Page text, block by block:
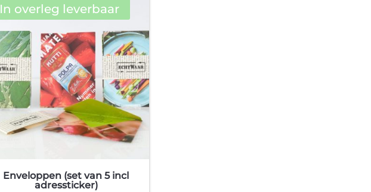
Enveloppen (set van 5 incl
adressticker)
In overleg leverbaar